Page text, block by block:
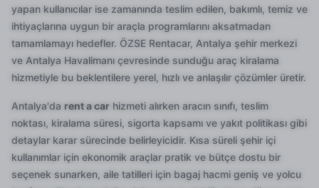
yapan kullanıcılar ise zamanında teslim edilen, bakımlı, temiz ve
ihtiyaçlarına uygun bir araçla programlarını aksatmadan
tamamlamayı hedefler. ÖZSE Rentacar, Antalya şehir merkezi
ve Antalya Havalimanı çevresinde sunduğu araç kiralama
hizmetiyle bu beklentilere yerel, hızlı ve anlaşılır çözümler üretir.
Antalya'da rent a car hizmeti alırken aracın sınıfı, teslim
noktası, kiralama süresi, sigorta kapsamı ve yakıt politikası gibi
detaylar karar sürecinde belirleyicidir. Kısa süreli şehir içi
kullanımlar için ekonomik araçlar pratik ve bütçe dostu bir
seçenek sunarken, aile tatilleri için bagaj hacmi geniş ve yolcu